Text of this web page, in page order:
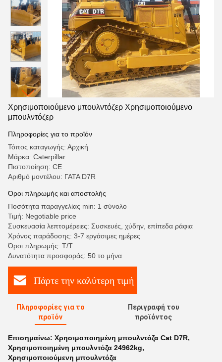
Χρησιμοποιούμενο μπουλντόζερ Χρησιμοποιούμενο
μπουλντόζερ
Πληροφορίες για το προϊόν
Τόπος καταγωγής: Αρχική
Μάρκα: Caterpillar
Πιστοποίηση: CE
Αριθμό μοντέλου: ΓΑΤΑ D7R
Όροι πληρωμής και αποστολής
Ποσότητα παραγγελίας min: 1 σύνολο
Τιμή: Negotiable price
Συσκευασία λεπτομέρειες: Συσκευές, χύδην, επίπεδα ράφια
Χρόνος παράδοσης: 3-7 εργάσιμες ημέρες
Όροι πληρωμής: Τ/Τ
Δυνατότητα προσφοράς: 50 το μήνα
Πάρτε την καλύτερη τιμή
Πληροφορίες για το
προϊόν
Περιγραφή του
προϊόντος
Επισημαίνω: Χρησιμοποιημένη μπουλντόζα Cat D7R,
Χρησιμοποιημένη μπουλντόζα 24962kg,
Χρησιμοποιούμενη μπουλντόζα